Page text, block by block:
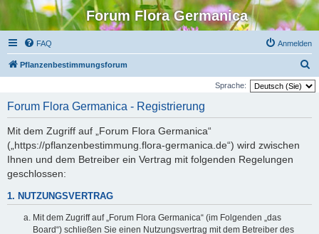
Forum Flora Germanica
FAQ Anmelden
Pflanzenbestimmungsforum
u
Sprache:
Forum Flora Germanica - Registrierung
Mit dem Zugriff auf „Forum Flora Germanica“
(„https://pflanzenbestimmung.flora-germanica.de“) wird zwischen
Ihnen und dem Betreiber ein Vertrag mit folgenden Regelungen
geschlossen:
1. NUTZUNGSVERTRAG
Mit dem Zugriff auf „Forum Flora Germanica“ (im Folgenden „das
Board“) schließen Sie einen Nutzungsvertrag mit dem Betreiber des